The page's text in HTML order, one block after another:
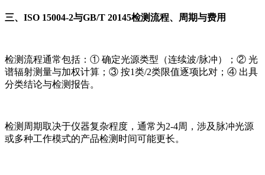
三、ISO 15004-2与GB/T 20145检测流程、周期与费用
检测流程通常包括：① 确定光源类型（连续波/脉冲）；② 光
谱辐射测量与加权计算；③ 按1类/2类限值逐项比对；④ 出具
分类结论与检测报告。
检测周期取决于仪器复杂程度，通常为2-4周，涉及脉冲光源
或多种工作模式的产品检测时间可能更长。